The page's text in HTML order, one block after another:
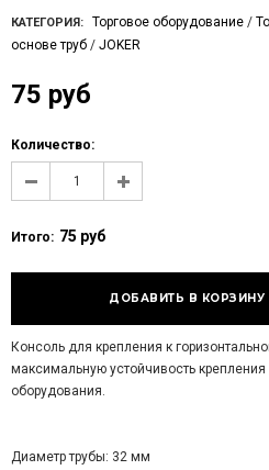
КАТЕГОРИЯ: Торговое оборудование /
основе труб / JOKER
75 руб
Количество:
Итого: 75 руб
Консоль для крепления к
максимальную устойчивость крепления
оборудования.
Диаметр трубы: 32 мм